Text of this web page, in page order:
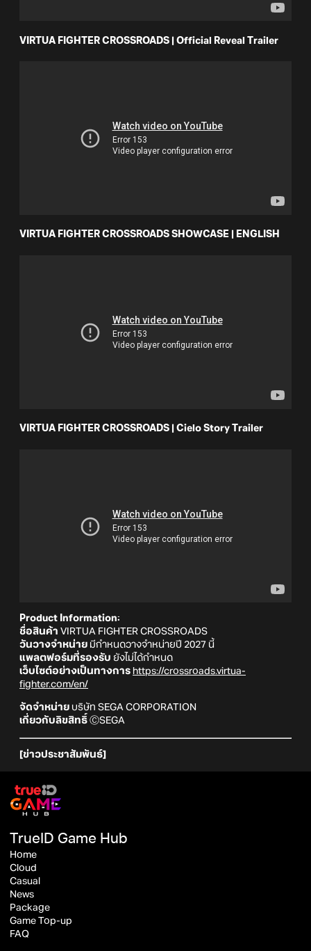
VIRTUA FIGHTER CROSSROADS | Official Reveal Trailer
VIRTUA FIGHTER CROSSROADS SHOWCASE | ENGLISH
VIRTUA FIGHTER CROSSROADS | Cielo Story Trailer
Product Information:
ชื่อสินค้า VIRTUA FIGHTER CROSSROADS
วันวางจำหน่าย มีกำหนดวางจำหน่ายปี 2027 นี้
แพลตฟอร์มที่รองรับ ยังไม่ได้กำหนด
เว็บไซต์อย่างเป็นทางการ https://crossroads.virtua-
fighter.com/en/
จัดจำหน่าย บริษัท SEGA CORPORATION
เกี่ยวกับลิขสิทธิ์ ⒸSEGA
[ข่าวประชาสัมพันธ์]
TrueID Game Hub
Home
Cloud
Casual
News
Package
Game Top-up
FAQ